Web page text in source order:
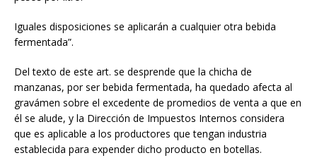
Iguales disposiciones se aplicarán a cualquier otra bebida
fermentada”.
Del texto de este art. se desprende que la chicha de
manzanas, por ser bebida fermentada, ha quedado afecta al
gravámen sobre el excedente de promedios de venta a que en
él se alude, y la Dirección de Impuestos Internos considera
que es aplicable a los productores que tengan industria
establecida para expender dicho producto en botellas.